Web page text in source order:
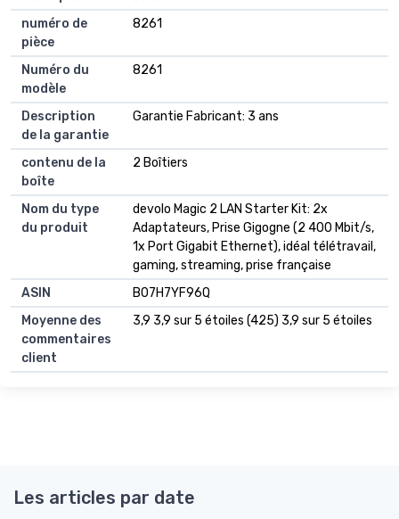
numéro de
pièce
8261
Numéro du
modèle
8261
Description
de la garantie
Garantie Fabricant: 3 ans
contenu de la
boîte
2 Boîtiers
Nom du type
du produit
devolo Magic 2 LAN Starter Kit: 2x
Adaptateurs, Prise Gigogne (2 400 Mbit/s,
1x Port Gigabit Ethernet), idéal télétravail,
gaming, streaming, prise française
ASIN
B07H7YF96Q
Moyenne des
commentaires
client
3,9 3,9 sur 5 étoiles (425) 3,9 sur 5 étoiles
Les articles par date